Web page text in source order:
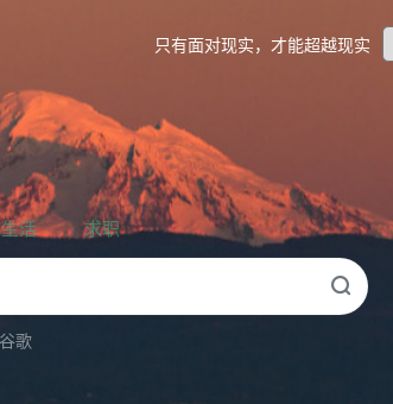
只有面对现实，才能超越现实
生活 求职
谷歌